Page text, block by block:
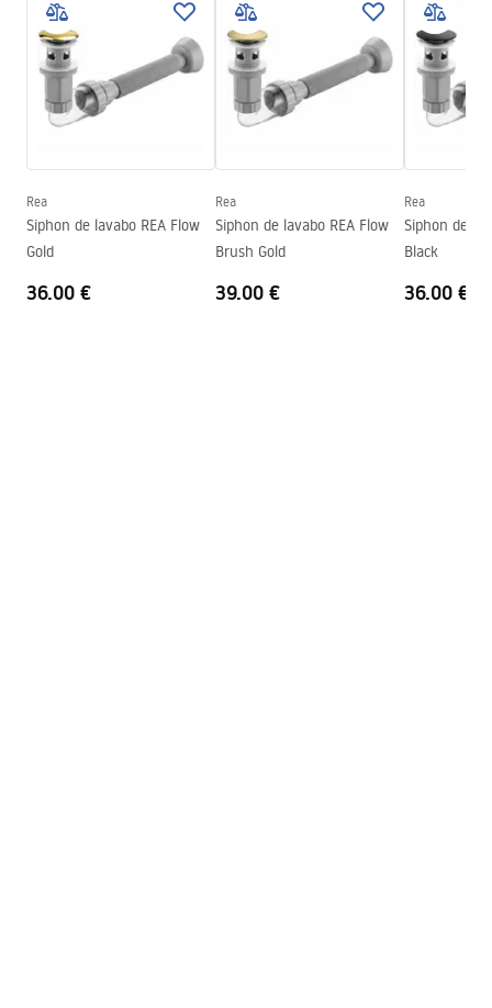
Finition
Mat
Longueur
615
Largeur
355mm
Hauteur
155
Forme
Trou de robinet
Non
Instructions de montage
Warunki bezpieczeństwa
Conditions de garantie
Warranty_Terms_and_Conditions_Basins_-_5.pdf
Rea
Siphon de lavabo REA Flow
Gold
36.00 €
Rea
Siphon de lavabo REA Flow
Brush Gold
39.00 €
Rea
Siphon de
Black
36.00 €